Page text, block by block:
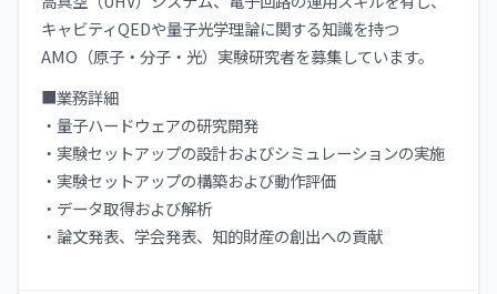
キャビティQEDや量子光学理論に関する知識を持つ
AMO（原子・分子・光）実験研究者を募集しています。
■業務詳細
・量子ハードウェアの研究開発
・実験セットアップの設計およびシミュレーションの実施
・実験セットアップの構築および動作評価
・データ取得および解析
・論文発表、学会発表、知的財産の創出への貢献